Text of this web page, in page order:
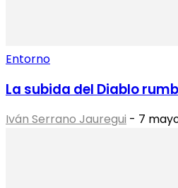
Entorno
La subida del Diablo
Iván Serrano Jauregui - 7